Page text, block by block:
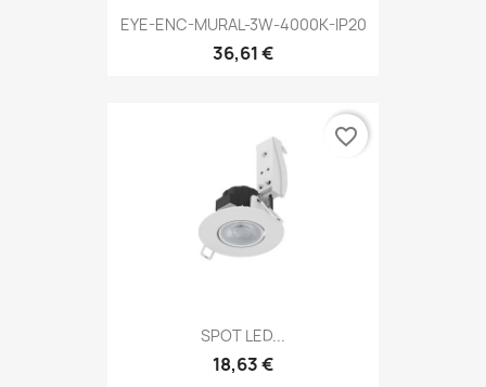
EYE-ENC-MURAL-3W-4000K-IP20
36,61 €
SPOT LED...
18,63 €
favorite_border